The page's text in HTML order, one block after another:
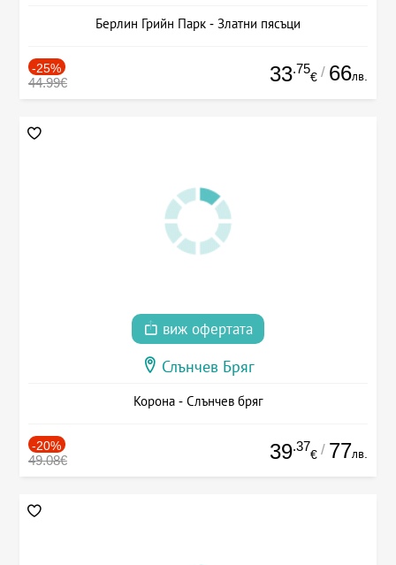
Берлин Грийн Парк - Златни пясъци
-25%
44.99€ 33.75
€ / 66лв.
виж офертата
Слънчев Бряг
Корона - Слънчев бряг
-20%
49.08€ 39.37
€ / 77лв.